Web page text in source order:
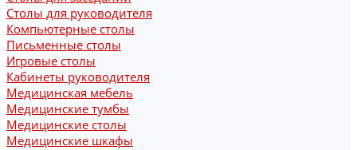
Столы для руководителя
Компьютерные столы
Письменные столы
Игровые столы
Кабинеты руководителя
Медицинская мебель
Медицинские тумбы
Медицинские столы
Медицинские шкафы